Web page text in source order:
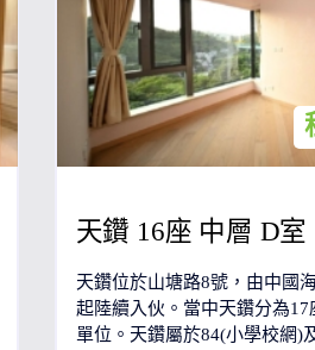
天鑽 16座 中層 D室
天鑽位於山塘路8號，由中國
起陸續入伙。當中天鑽分為17
單位。天鑽屬於84(小學校網)